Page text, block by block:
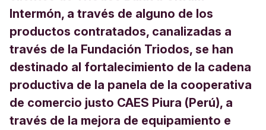
Intermón, a través de alguno de los
productos contratados, canalizadas a
través de la Fundación Triodos, se han
destinado al fortalecimiento de la cadena
productiva de la panela de la cooperativa
de comercio justo CAES Piura (Perú), a
través de la mejora de equipamiento e